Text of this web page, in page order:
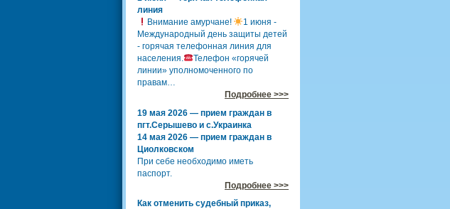
линия
Внимание амурчане!
1 июня -
Международный день защиты детей
- горячая телефонная линия для
населения.
Телефон «горячей
линии» уполномоченного по
правам…
Подробнее >>>
19 мая 2026 — прием граждан в
пгт.Серышево и с.Украинка
14 мая 2026 — прием граждан в
Циолковском
При себе необходимо иметь
паспорт.
Подробнее >>>
Как отменить судебный приказ,